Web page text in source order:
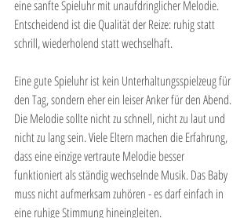
eine sanfte Spieluhr mit unaufdringlicher Melodie.
Entscheidend ist die Qualität der Reize: ruhig statt
schrill, wiederholend statt wechselhaft.
Eine gute Spieluhr ist kein Unterhaltungsspielzeug für
den Tag, sondern eher ein leiser Anker für den Abend.
Die Melodie sollte nicht zu schnell, nicht zu laut und
nicht zu lang sein. Viele Eltern machen die Erfahrung,
dass eine einzige vertraute Melodie besser
funktioniert als ständig wechselnde Musik. Das Baby
muss nicht aufmerksam zuhören - es darf einfach in
eine ruhige Stimmung hineingleiten.